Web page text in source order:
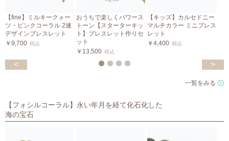
【fine】ミルキークォー
ツ・ピンクコーラル 2連
デザインブレスレット
￥9,700 税込
おうちで楽しくパワース
トーン【スターターキッ
ト】ブレスレット作りセ
ット
￥13,500 税込
【キッズ】カルセドニー
マルチカラー ミニブレス
レット
￥4,400 税込
< >
一覧をみる
【フォシルコーラル】永い年月を経て化石化した
海の宝石